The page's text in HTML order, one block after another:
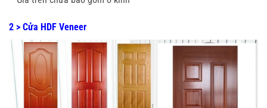
2 > Cửa HDF Veneer